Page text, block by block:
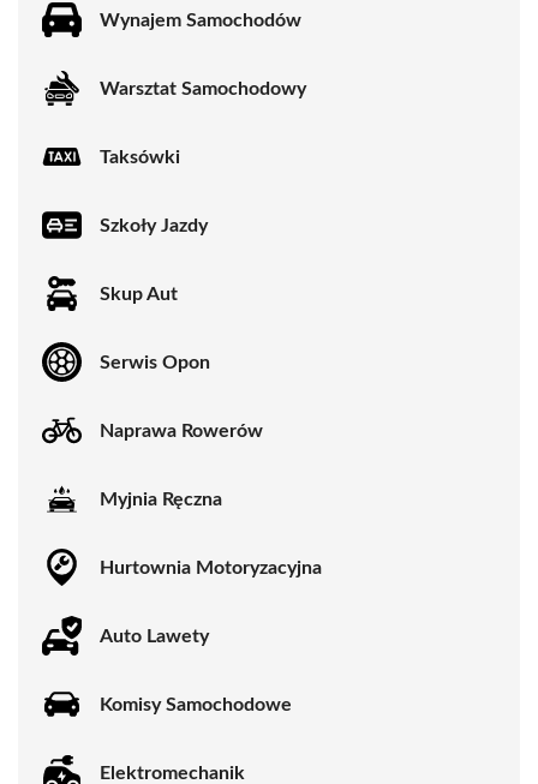
Wynajem Samochodów
Warsztat Samochodowy
Taksówki
Szkoły Jazdy
Skup Aut
Serwis Opon
Naprawa Rowerów
Myjnia Ręczna
Hurtownia Motoryzacyjna
Auto Lawety
Komisy Samochodowe
Elektromechanik